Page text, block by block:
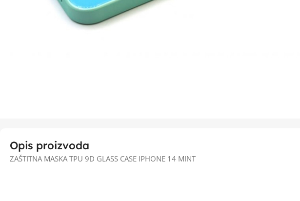
Opis proizvoda
ZAŠTITNA MASKA TPU 9D GLASS CASE IPHONE 14 MINT